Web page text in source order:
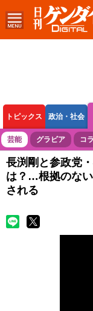
トピックス 政治・社会
ボートレース 競輪
芸能 グラビア コ
長渕剛と参政党
は？…根拠のな
される